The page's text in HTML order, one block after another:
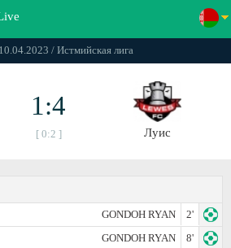
/ Истмийская лига
1:4
[ 0:2 ] Луис
GONDOH RYAN
2'
GONDOH RYAN
8'